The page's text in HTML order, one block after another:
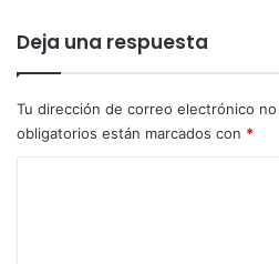
Deja una respuesta
Tu dirección de correo electrónico
obligatorios están marcados con *